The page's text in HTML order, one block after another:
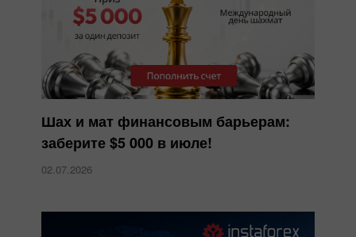
Шах и мат финансовым барьерам:
заберите $5 000 в июле!
02.07.2026